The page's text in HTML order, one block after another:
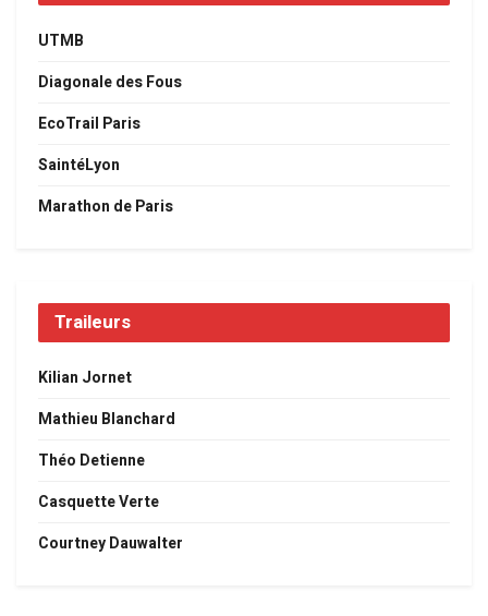
UTMB
Diagonale des Fous
EcoTrail Paris
SaintéLyon
Marathon de Paris
Traileurs
Kilian Jornet
Mathieu Blanchard
Théo Detienne
Casquette Verte
Courtney Dauwalter